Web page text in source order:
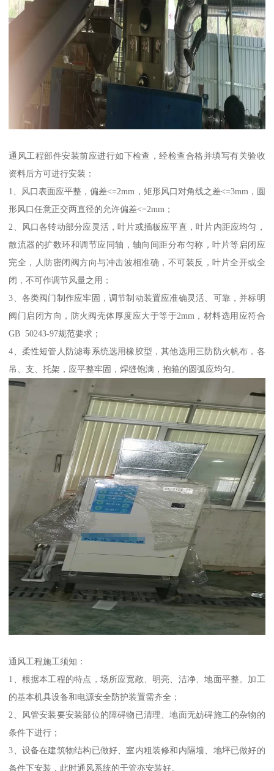
通风工程部件安装前应进行如下检查，经检查合格并填写有关验收
资料后方可进行安装：
1、风口表面应平整，偏差<=2mm，矩形风口对角线之差<=3mm，圆
形风口任意正交两直径的允许偏差<=2mm；
2、风口各转动部分应灵活，叶片或插板应平直，叶片内距应均匀，
散流器的扩数环和调节应同轴，轴向间距分布匀称，叶片等启闭应
完全，人防密闭阀方向与冲击波相准确，不可装反，叶片全开或全
闭，不可作调节风量之用；
3、各类阀门制作应牢固，调节制动装置应准确灵活、可靠，并标明
阀门启闭方向，防火阀壳体厚度应大于等于2mm，材料选用应符合
GB 50243-97规范要求；
4、柔性短管人防滤毒系统选用橡胶型，其他选用三防防火帆布，各
吊、支、托架，应平整牢固，焊缝饱满，抱箍的圆弧应均匀。
通风工程施工须知：
1、根据本工程的特点，场所应宽敞、明亮、洁净、地面平整。加工
的基本机具设备和电源安全防护装置需齐全；
2、风管安装要安装部位的障碍物已清理、地面无妨碍施工的杂物的
条件下进行；
3、设备在建筑物结构已做好、室内粗装修和内隔墙、地坪已做好的
条件下安装，此时通风系统的干管亦安装好。